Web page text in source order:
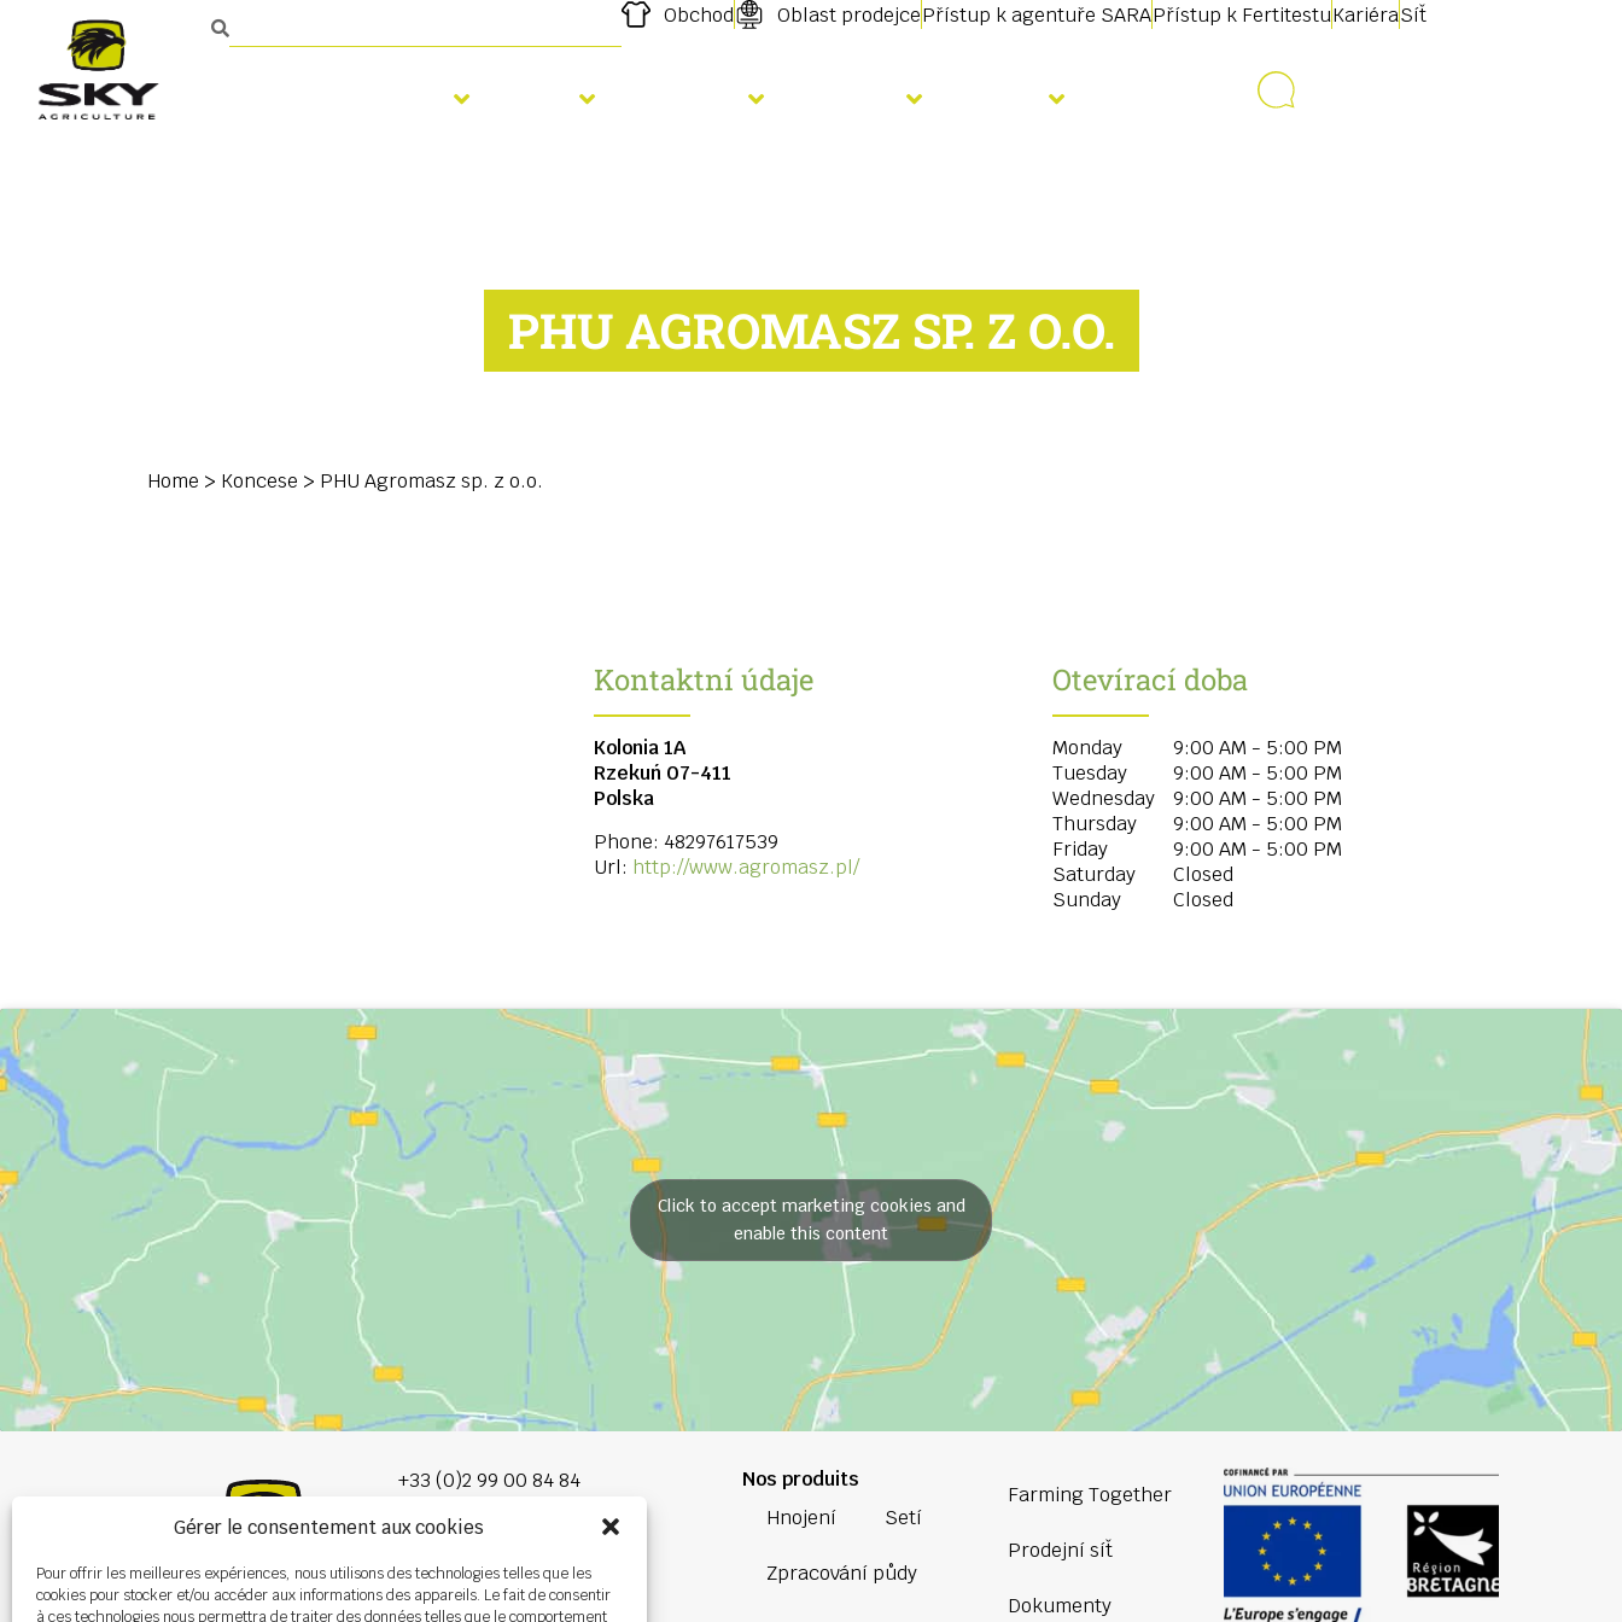
Gérer le consentement aux cookies
Pour offrir les meilleures expériences, nous utilisons des technologies telles que les
cookies pour stocker et/ou accéder aux informations des appareils. Le fait de consentir
à ces technologies nous permettra de traiter des données telles que le comportement
Obchod Oblast prodejcePřístup k agentuře SARAPřístup k FertitestuKariéraSíť
PHU AGROMASZ SP. Z O.O.
Home > Koncese > PHU Agromasz sp. z o.o.
Kontaktní údaje
Kolonia 1A
Rzekuń 07-411
Polska
Phone: 48297617539
Url: http://www.agromasz.pl/
Otevírací doba
Monday
9:00 AM - 5:00 PM
Tuesday
9:00 AM - 5:00 PM
Wednesday
9:00 AM - 5:00 PM
Thursday
9:00 AM - 5:00 PM
Friday
9:00 AM - 5:00 PM
Saturday
Closed
Sunday
Closed
Click to accept marketing cookies and
enable this content
+33 (0)2 99 00 84 84
info@burel-group.com
Les Portes de Bretagne
P.A. de la Gaultière,
Nos produits
Hnojení
Setí
Zpracování půdy
Farming Together
Prodejní síť
Dokumenty